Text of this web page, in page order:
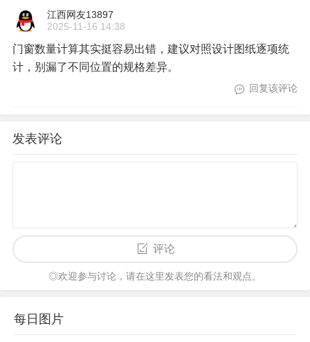
江西网友13897
2025-11-16 14:38
门窗数量计算其实挺容易出错，建议对照设计图纸逐项统
计，别漏了不同位置的规格差异。
回复该评论
发表评论
评论
◎欢迎参与讨论，请在这里发表您的看法和观点。
每日图片